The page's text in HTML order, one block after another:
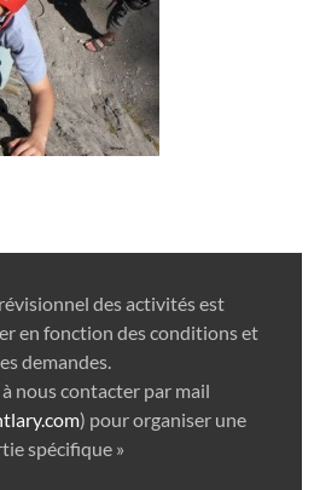
des activités est
en fonction des conditions et
demandes.
à nous contacter par mail
) pour organiser une
spécifique »